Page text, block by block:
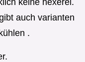
auch varianten
.